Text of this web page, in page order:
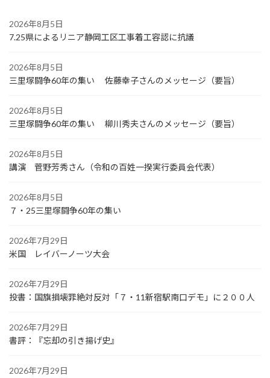
2026年8月5日
7.25県によるリニア静岡工区工事着工容認に抗議
2026年8月5日
三里塚闘争60年の集い 佐藤幸子さんのメッセージ（要旨）
2026年8月5日
三里塚闘争60年の集い 柳川秀夫さんのメッセージ（要旨）
2026年8月5日
講演 菅野芳秀さん（令和の百姓一揆実行委員会代表）
2026年8月5日
７・25三里塚闘争60年の集い
2026年7月29日
米国 レイバーノーツ大会
2026年7月29日
投書：国旗損壊罪絶対反対「７・11新宿駅南口デモ」に２００人
2026年7月29日
書評：『忘却の引き揚げ史』
2026年7月29日